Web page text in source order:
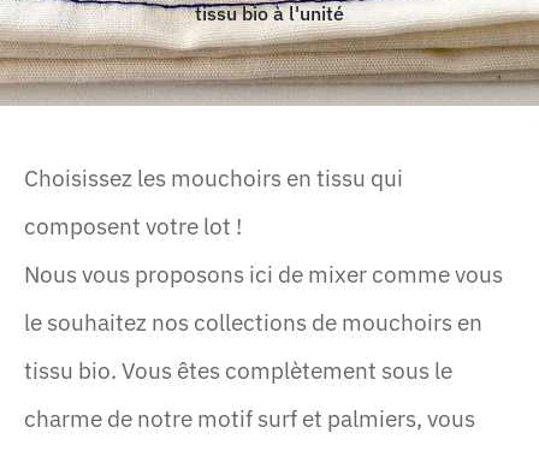
tissu bio à l'unité
Choisissez les mouchoirs en tissu qui
composent votre lot !
Nous vous proposons ici de mixer comme vous
le souhaitez nos collections de mouchoirs en
tissu bio. Vous êtes complètement sous le
charme de notre motif surf et palmiers, vous